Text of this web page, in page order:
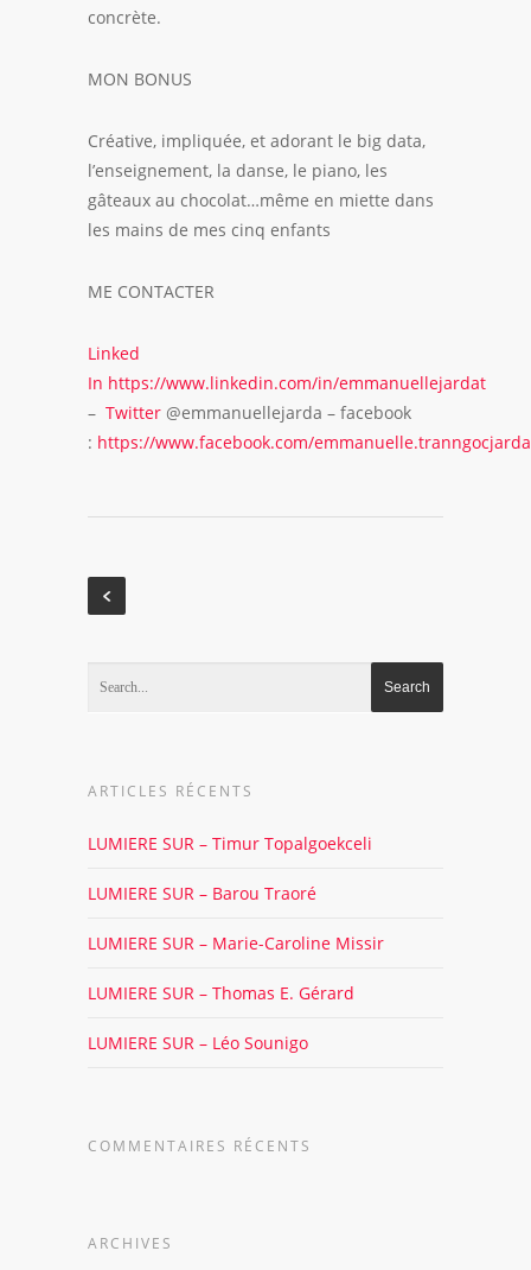
concrète.
MON BONUS
Créative, impliquée, et adorant le big data,
l’enseignement, la danse, le piano, les
gâteaux au chocolat…même en miette dans
les mains de mes cinq enfants
ME CONTACTER
Linked
In https://www.linkedin.com/in/emmanuellejardat
– Twitter @emmanuellejarda – facebook
: https://www.facebook.com/
ARTICLES RÉCENTS
LUMIERE SUR – Timur Topalgoekceli
LUMIERE SUR – Barou Traoré
LUMIERE SUR – Marie-Caroline Missir
LUMIERE SUR – Thomas E. Gérard
LUMIERE SUR – Léo Sounigo
COMMENTAIRES RÉCENTS
ARCHIVES